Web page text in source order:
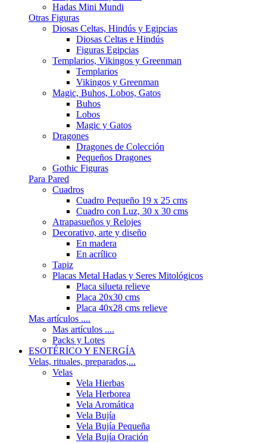
Hadas Mini Mundi
Otras Figuras
Diosas Celtas, Hindús y Egipcias
Diosas Celtas e Hindús
Figuras Egipcias
Templarios, Vikingos y Greenman
Templarios
Vikingos y Greenman
Magic, Buhos, Lobos, Gatos
Buhos
Lobos
Magic y Gatos
Dragones
Dragones de Colección
Pequeños Dragones
Gothic Figuras
Para Pared
Cuadros
Cuadro Pequeño 19 x 25 cms
Cuadro con Luz, 30 x 30 cms
Atrapasueños y Relojes
Decorativo, arte y diseño
En madera
En acrílico
Tapiz
Placas Metal Hadas y Seres Mitológicos
Placa silueta relieve
Placa 20x30 cms
Placa 40x28 cms relieve
Mas artículos ....
Mas artículos ....
Packs y Lotes
ESOTÉRICO Y ENERGÍA
Velas, rituales, preparados,...
Velas
Vela Hierbas
Vela Herborea
Vela Aromática
Vela Bujía
Vela Bujía Pequeña
Vela Bujía Oración